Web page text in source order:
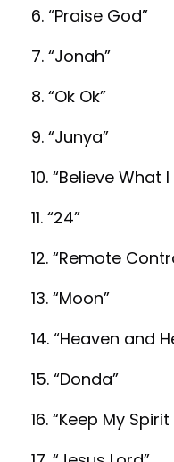
6. “Praise God”
7. “Jonah”
8. “Ok Ok”
9. “Junya”
10. “Believe What I
11. “24”
12. “Remote
13. “Moon”
14. “Heaven and
15. “Donda”
16. “Keep My